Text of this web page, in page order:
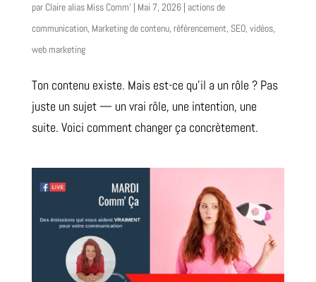
par Claire alias Miss Comm' Mai 7, 2026| actions de
communication, Marketing de contenu, référencement, SEO, vidéos,
web marketing
Ton contenu existe. Mais est-ce qu’il a un rôle ? Pas
juste un sujet — un vrai rôle, une intention, une
suite. Voici comment changer ça concrètement.